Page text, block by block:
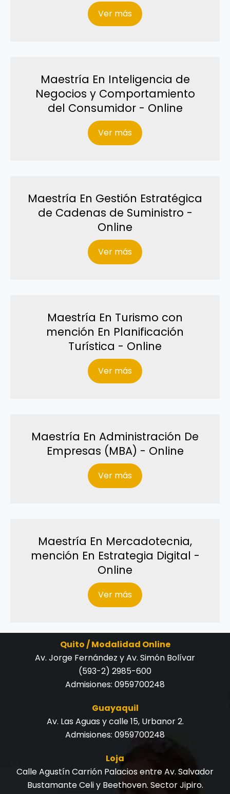
Ver más
Maestría En Inteligencia de
Negocios y Comportamiento
del Consumidor - Online
Ver más
Maestría En Gestión Estratégica
de Cadenas de Suministro -
Online
Ver más
Maestría En Turismo con
mención En Planificación
Turística - Online
Ver más
Maestría En Administración De
Empresas (MBA) - Online
Ver más
Maestría En Mercadotecnia,
mención En Estrategia Digital -
Online
Ver más
Quito / Modalidad Online
Av. Jorge Fernández y Av. Simón Bolívar
(593-2) 2985-600
Admisiones: 0959700248
Guayaquil
Av. Las Aguas y calle 15, Urbanor 2.
Admisiones: 0959700248
Loja
Calle Agustín Carrión Palacios entre Av. Salvador
Bustamante Celi y Beethoven. Sector Jipiro.